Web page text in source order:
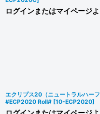
ログインまたはマイページ
エクリプス20（ニュートラルハ
#ECP2020 Roll# [10-ECP2020]